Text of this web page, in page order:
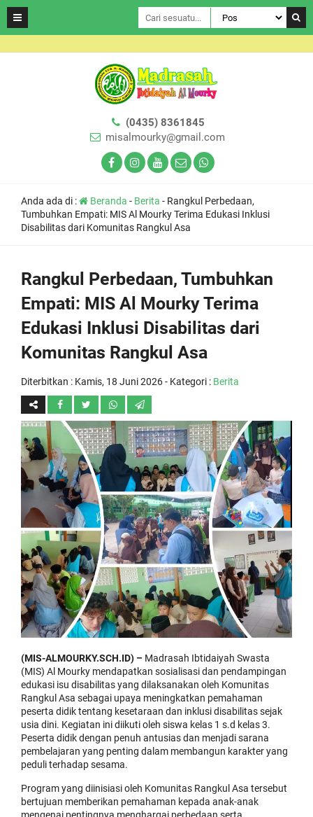
(0435) 8361845
misalmourky@gmail.com
Anda ada di : Beranda - Berita - Rangkul Perbedaan,
Tumbuhkan Empati: MIS Al Mourky Terima Edukasi Inklusi
Disabilitas dari Komunitas Rangkul Asa
Rangkul Perbedaan, Tumbuhkan
Empati: MIS Al Mourky Terima
Edukasi Inklusi Disabilitas dari
Komunitas Rangkul Asa
Diterbitkan : Kamis, 18 Juni 2026- Kategori : Berita
(MIS-ALMOURKY.SCH.ID) – Madrasah Ibtidaiyah Swasta
(MIS) Al Mourky mendapatkan sosialisasi dan pendampingan
edukasi isu disabilitas yang dilaksanakan oleh Komunitas
Rangkul Asa sebagai upaya meningkatkan pemahaman
peserta didik tentang kesetaraan dan inklusi disabilitas sejak
usia dini. Kegiatan ini diikuti oleh siswa kelas 1 s.d kelas 3.
Peserta didik dengan penuh antusias dan menjadi sarana
pembelajaran yang penting dalam membangun karakter yang
peduli terhadap sesama.
Program yang diinisiasi oleh Komunitas Rangkul Asa tersebut
bertujuan memberikan pemahaman kepada anak-anak